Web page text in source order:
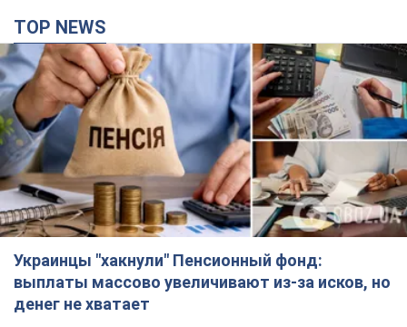
выплаты массово увеличивают из-за исков, но
денег не хватает
Как пересчитывают пенсии
годину тому 28,4 т.
Под атакой был НПЗ: в российском Ярославле
прогремела серия взрывов. Фото и видео
В промзоне фиксирует несколько очагов пожара
годину тому 1,7 т.
ВСУ отминусовали ещё 1330 оккупантов и
сбили более 1800 российских БПЛА – Генштаб